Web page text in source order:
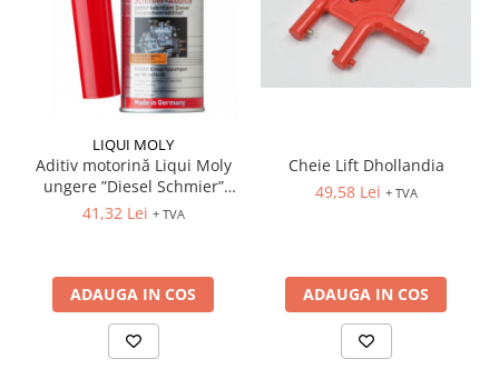
LIQUI MOLY
Aditiv motorină Liqui Moly
ungere ”Diesel Schmier”
(5122) 150ml
41,32 Lei + TVA
ADAUGA IN COS
Cheie Lift Dhollandia
49,58 Lei + TVA
ADAUGA IN COS